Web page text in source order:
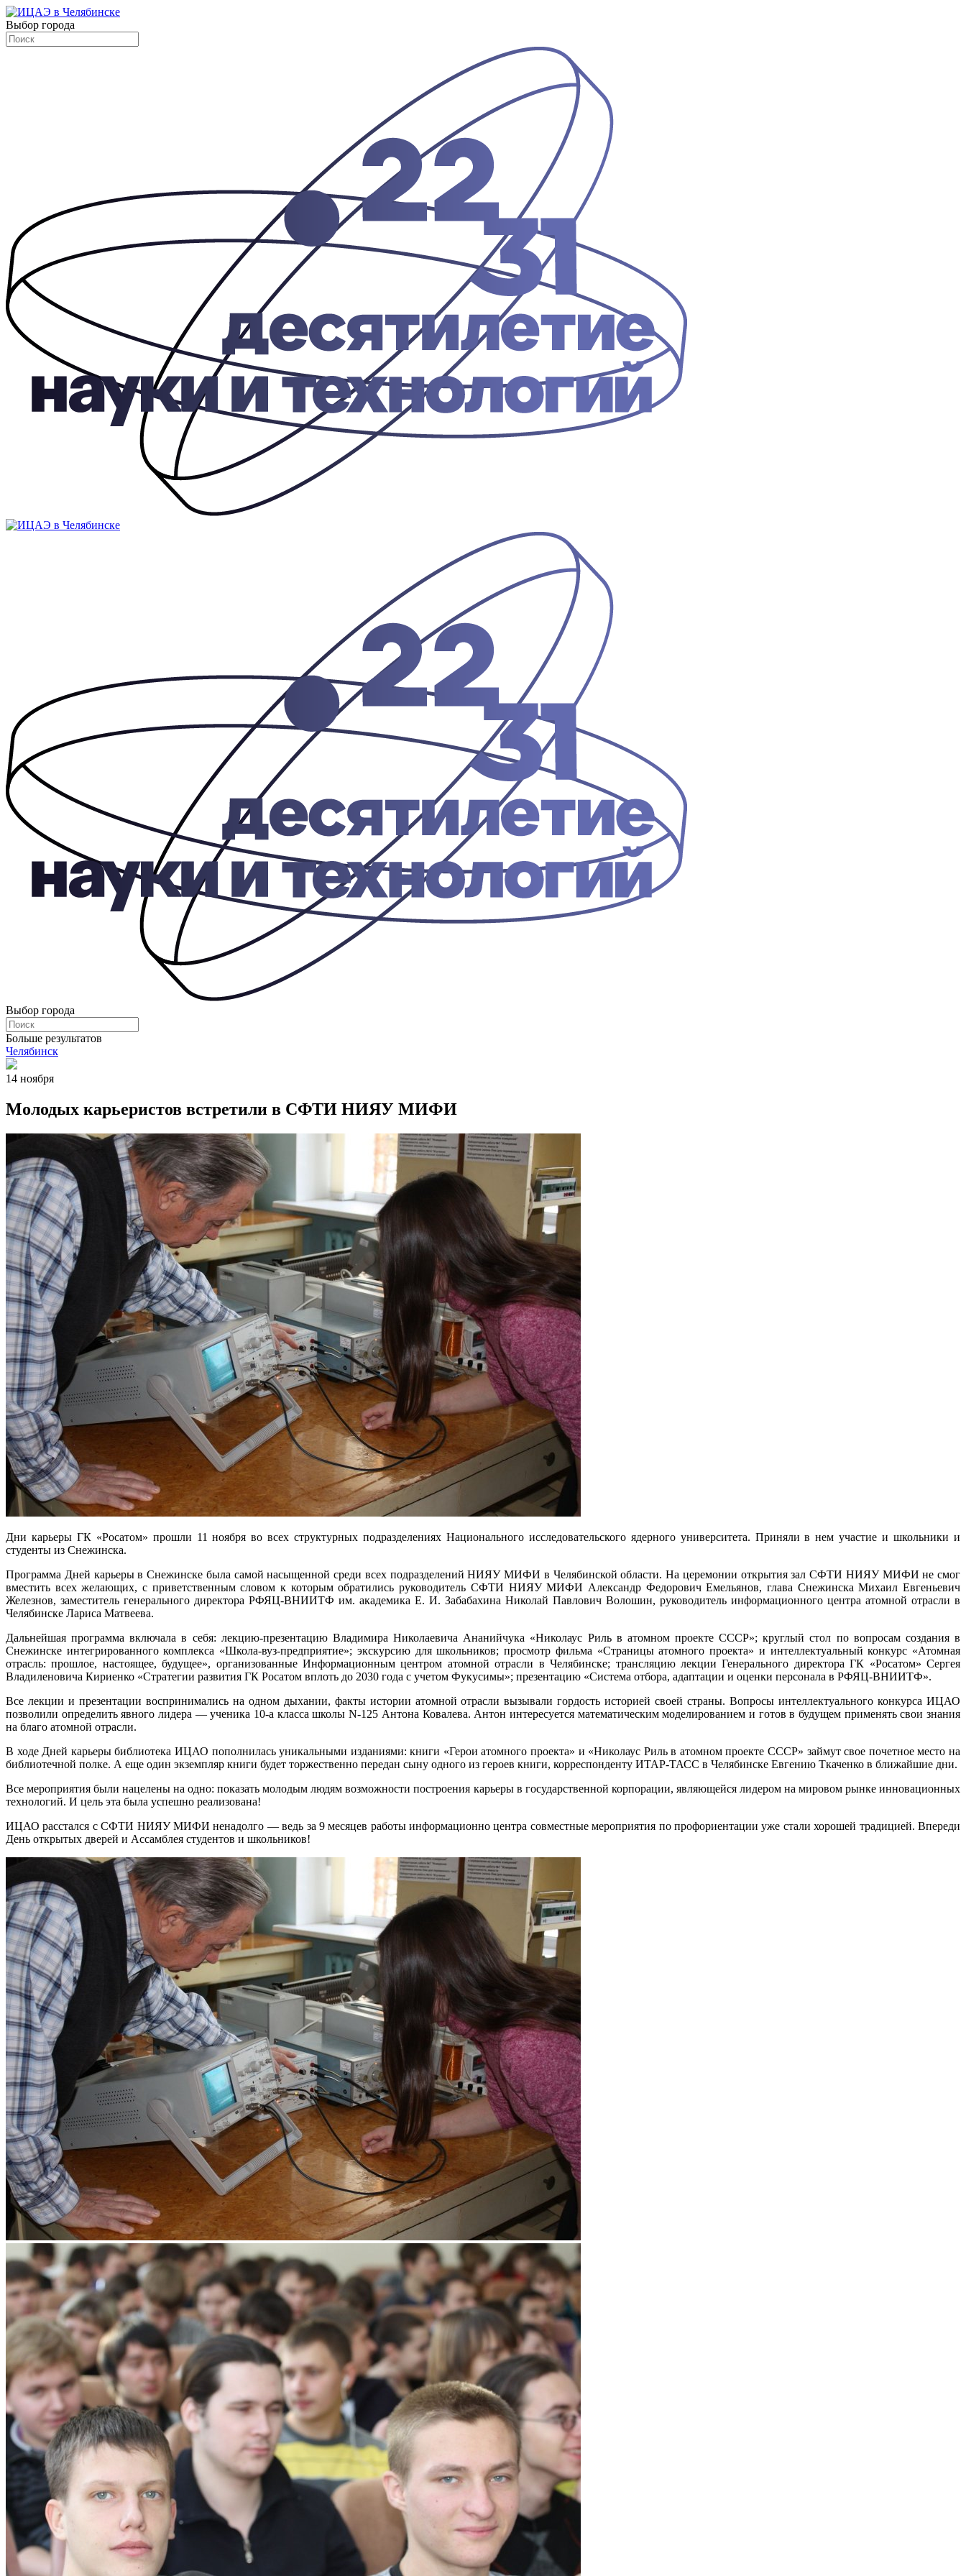
Выбор города
Выбор города
Больше результатов
Челябинск
14 ноября
Молодых карьеристов встретили в СФТИ НИЯУ МИФИ
Дни карьеры ГК «Росатом» прошли 11 ноября во всех структурных подразделениях Национального исследовательского ядерного университета. Приняли в нем участие и школьники и
студенты из Снежинска.
Программа Дней карьеры в Снежинске была самой насыщенной среди всех подразделений НИЯУ МИФИ в Челябинской области. На церемонии открытия зал СФТИ НИЯУ МИФИ не смог
вместить всех желающих, с приветственным словом к которым обратились руководитель СФТИ НИЯУ МИФИ Александр Федорович Емельянов, глава Снежинска Михаил Евгеньевич
Железнов, заместитель генерального директора РФЯЦ-ВНИИТФ им. академика Е. И. Забабахина Николай Павлович Волошин, руководитель информационного центра атомной отрасли в
Челябинске Лариса Матвеева.
Дальнейшая программа включала в себя: лекцию-презентацию Владимира Николаевича Ананийчука «Николаус Риль в атомном проекте СССР»; круглый стол по вопросам создания в
Снежинске интегрированного комплекса «Школа-вуз-предприятие»; экскурсию для школьников; просмотр фильма «Страницы атомного проекта» и интеллектуальный конкурс «Атомная
отрасль: прошлое, настоящее, будущее», организованные Информационным центром атомной отрасли в Челябинске; трансляцию лекции Генерального директора ГК «Росатом» Сергея
Владиленовича Кириенко «Стратегии развития ГК Росатом вплоть до 2030 года с учетом Фукусимы»; презентацию «Система отбора, адаптации и оценки персонала в РФЯЦ-ВНИИТФ».
Все лекции и презентации воспринимались на одном дыхании, факты истории атомной отрасли вызывали гордость историей своей страны. Вопросы интеллектуального конкурса ИЦАО
позволили определить явного лидера — ученика 10-а класса школы N-125 Антона Ковалева. Антон интересуется математическим моделированием и готов в будущем применять свои знания
на благо атомной отрасли.
В ходе Дней карьеры библиотека ИЦАО пополнилась уникальными изданиями: книги «Герои атомного проекта» и «Николаус Риль в атомном проекте СССР» займут свое почетное место на
библиотечной полке. А еще один экземпляр книги будет торжественно передан сыну одного из героев книги, корреспонденту ИТАР-ТАСС в Челябинске Евгению Ткаченко в ближайшие дни.
Все мероприятия были нацелены на одно: показать молодым людям возможности построения карьеры в государственной корпорации, являющейся лидером на мировом рынке инновационных
технологий. И цель эта была успешно реализована!
ИЦАО расстался с СФТИ НИЯУ МИФИ ненадолго — ведь за 9 месяцев работы информационно центра совместные мероприятия по профориентации уже стали хорошей традицией. Впереди
День открытых дверей и Ассамблея студентов и школьников!